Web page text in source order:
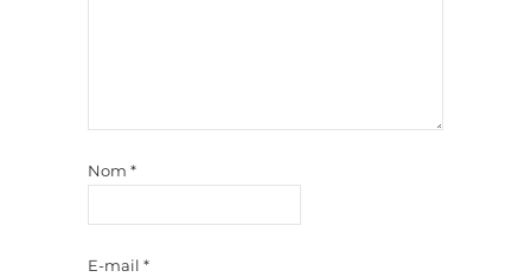
Nom *
E-mail *